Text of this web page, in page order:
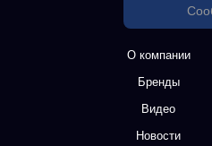
О компании
Бренды
Видео
Новости